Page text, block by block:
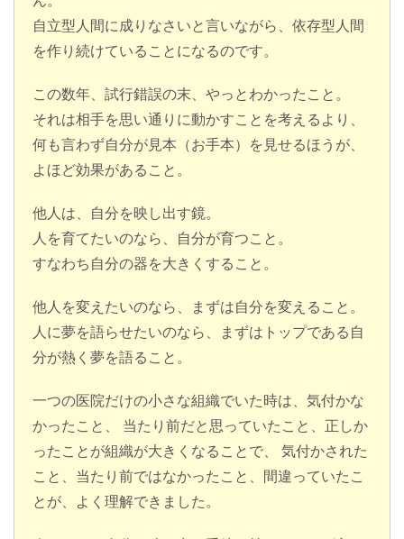
自立型人間に成りなさいと言いながら、依存型人間
を作り続けていることになるのです。
この数年、試行錯誤の末、やっとわかったこと。
それは相手を思い通りに動かすことを考えるより、
何も言わず自分が見本（お手本）を見せるほうが、
よほど効果があること。
他人は、自分を映し出す鏡。
人を育てたいのなら、自分が育つこと。
すなわち自分の器を大きくすること。
他人を変えたいのなら、まずは自分を変えること。
人に夢を語らせたいのなら、まずはトップである自
分が熱く夢を語ること。
一つの医院だけの小さな組織でいた時は、気付かな
かったこと、 当たり前だと思っていたこと、正しか
ったことが組織が大きくなることで、 気付かされた
こと、当たり前ではなかったこと、間違っていたこ
とが、よく理解できました。